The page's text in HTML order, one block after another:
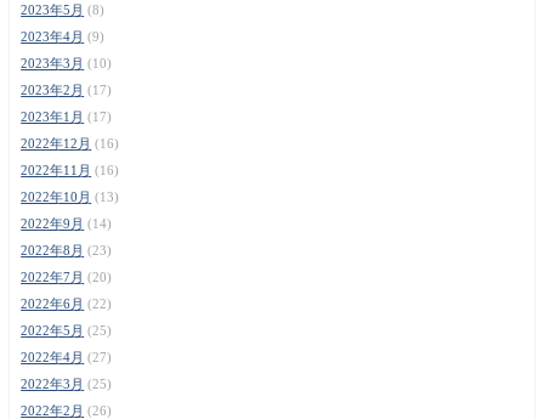
2023年5月 (8)
2023年4月 (9)
2023年3月 (10)
2023年2月 (17)
2023年1月 (17)
2022年12月 (16)
2022年11月 (16)
2022年10月 (13)
2022年9月 (14)
2022年8月 (23)
2022年7月 (20)
2022年6月 (22)
2022年5月 (25)
2022年4月 (27)
2022年3月 (25)
2022年2月 (26)